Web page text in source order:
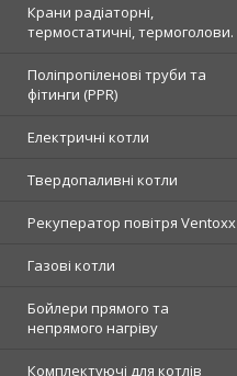
Крани радіаторні,
термостатичні, термоголови.
Поліпропіленові труби та
фітинги (PPR)
Електричні котли
Твердопаливні котли
Рекуператор повітря Ventoxx
Газові котли
Бойлери прямого та
непрямого нагріву
Комплектуючі для котлів